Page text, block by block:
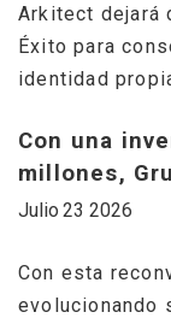
Arkitect dejará
Éxito para
identidad
Con una
millones,
Con esta
evolucionando
Julio 23 2026